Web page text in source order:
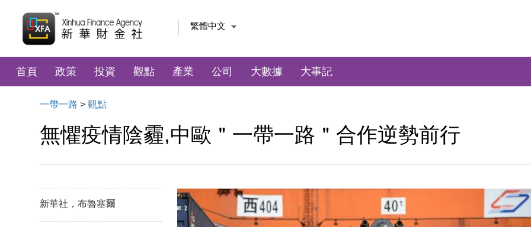
繁體中文
首頁 政策 投資 觀點 產業 公司 大數據 大事記
一帶一路 >觀點
無懼疫情陰霾,中歐＂一帶一路＂合作逆勢前行
新華社，布魯塞爾